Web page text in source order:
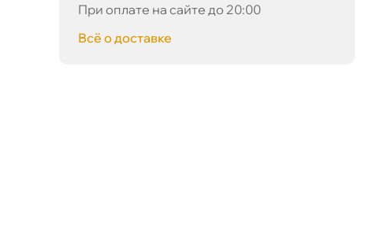
При оплате на сайте до 20:00
сё о доставке